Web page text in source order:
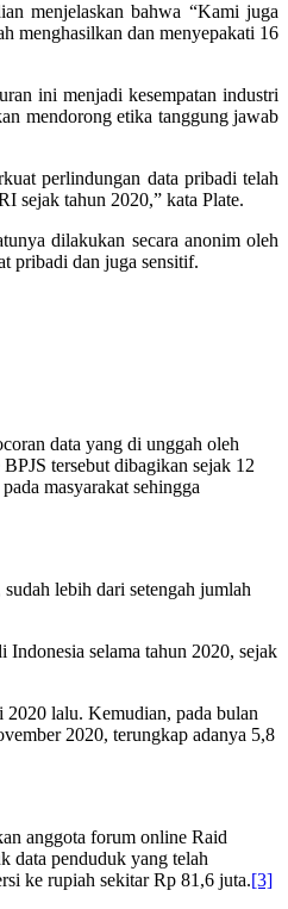
menjelaskan bahwa “Kami juga
menghasilkan dan menyepakati 16
ini menjadi kesempatan industri
mendorong etika tanggung jawab
perlindungan data pribadi telah
sejak tahun 2020,” kata Plate.
dilakukan secara anonim oleh
pribadi dan juga sensitif.
data yang di unggah oleh
tersebut dibagikan sejak 12
masyarakat sehingga
lebih dari setengah jumlah
Indonesia selama tahun 2020, sejak
2020 lalu. Kemudian, pada bulan
2020, terungkap adanya 5,8
anggota forum online Raid
data penduduk yang telah
ke rupiah sekitar Rp 81,6 juta.[3]